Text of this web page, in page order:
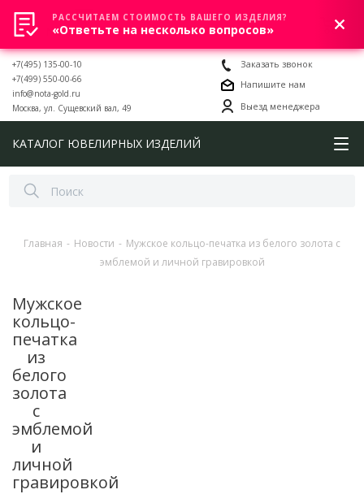
0
+7(495) 135-00-10
+7(499) 550-00-66
info@nota-gold.ru
Москва, ул. Сущевский вал, 49
Заказать звонок
Напишите нам
Выезд менеджера
КАТАЛОГ ЮВЕЛИРНЫХ ИЗДЕЛИЙ
Главная - Новости - Мужское кольцо-печатка из белого золота с
эмблемой и личной гравировкой
Мужское
кольцо-
печатка
из
белого
золота
с
эмблемой
и
личной
гравировкой
РАССЧИТАЕМ СТОИМОСТЬ ВАШЕГО ИЗДЕЛИЯ?
«Ответьте на несколько вопросов»